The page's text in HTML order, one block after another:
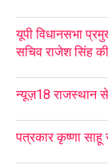
यूपी विधानसभा
सचिव राजेश सिंह
न्यूज़18 राजस्थान
पत्रकार कृष्णा